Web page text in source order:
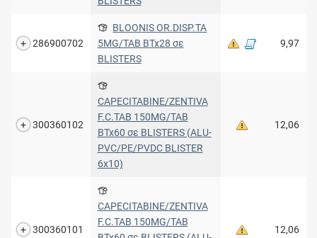
286900702
BLOONIS OR.DISP.TA
5MG/TAB BTx28 σε
BLISTERS
9,97
300360102
CAPECITABINE/ZENTIVA
F.C.TAB 150MG/TAB
BTx60 σε BLISTERS (ALU-
PVC/PE/PVDC BLISTER
6x10)
12,06
300360101
CAPECITABINE/ZENTIVA
F.C.TAB 150MG/TAB
12,06